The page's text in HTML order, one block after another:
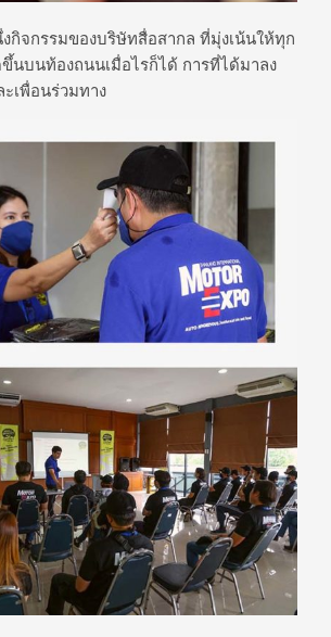
กิจกรรมของบริษัทสื่อสากล ที่มุ่งเน้นให้ทุก
นบนท้องถนนเมื่อไรก็ได้ การที่ได้มาลง
เพื่อนร่วมทาง